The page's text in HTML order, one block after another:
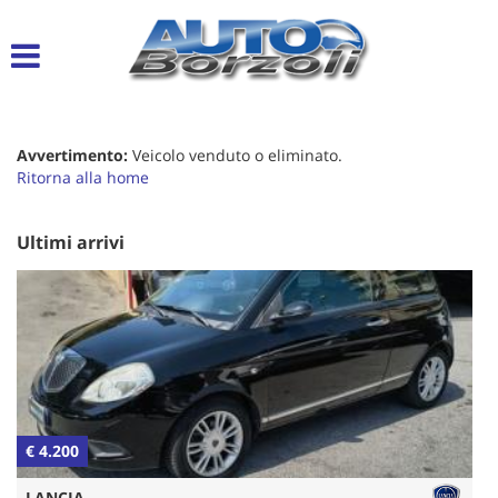
Avvertimento: Veicolo venduto o eliminato.
Ritorna alla home
Ultimi arrivi
€ 4.200
Le
tue
Il
ti
esprimere
tue
preferenze
di
consenso
alle
tecnologie
di